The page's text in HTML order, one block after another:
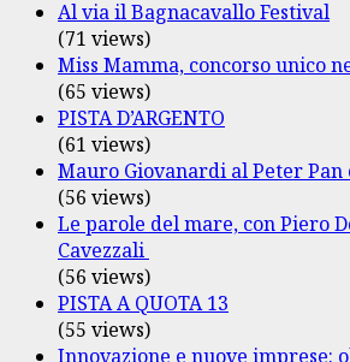
Al via il Bagnacavallo Festival
(71 views)
Miss Mamma, concorso unico
(65 views)
PISTA D’ARGENTO
(61 views)
Mauro Giovanardi al Peter Pan
(56 views)
Le parole del mare, con Piero
Cavezzali
(56 views)
PISTA A QUOTA 13
(55 views)
Innovazione e nuove imprese: